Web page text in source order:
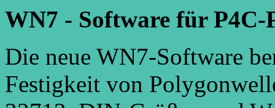
WN7 - Software für
Die neue WN7-Software
Festigkeit von